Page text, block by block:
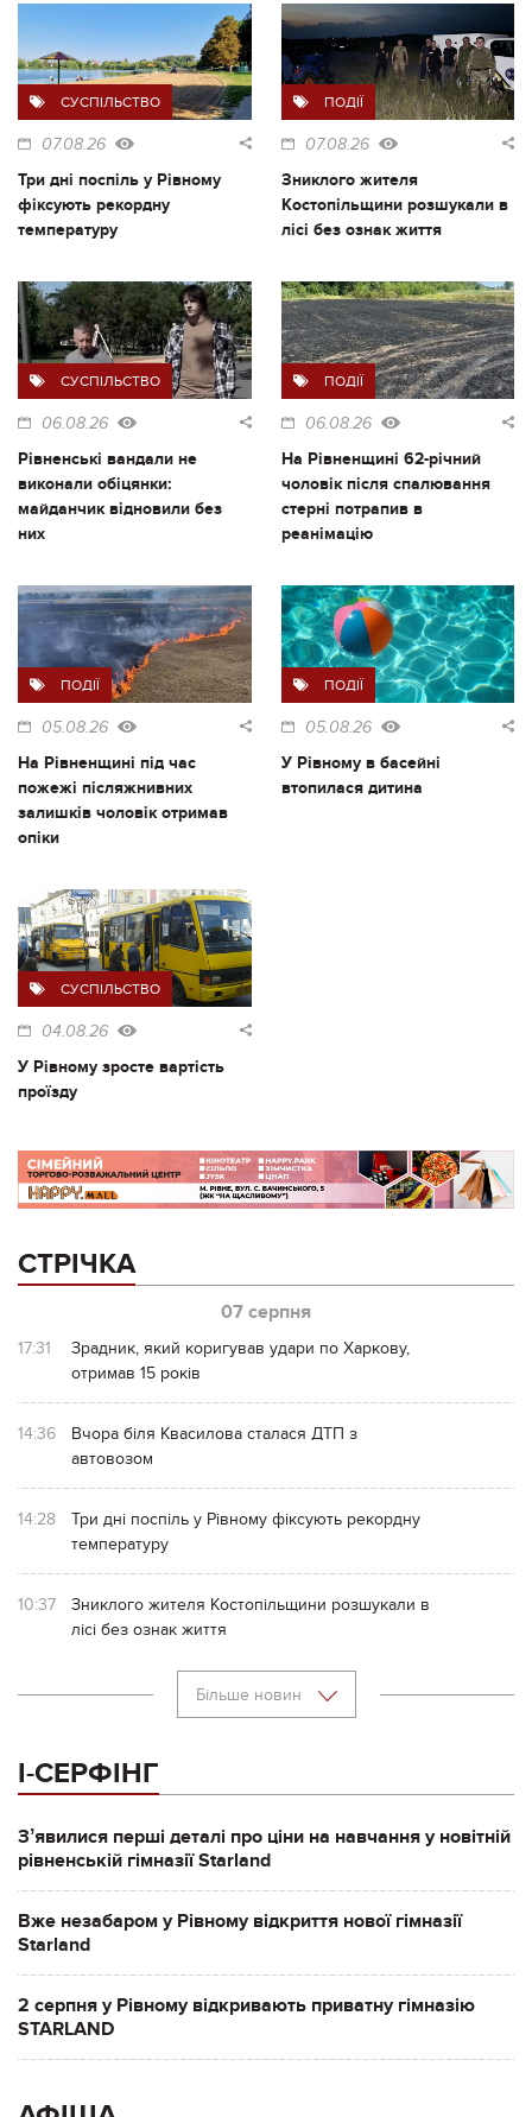
СУСПІЛЬСТВО
07.08.26
Три дні поспіль у Рівному
фіксують рекордну
температуру
ПОДІЇ
07.08.26
Зниклого жителя
Костопільщини розшукали в
лісі без ознак життя
СУСПІЛЬСТВО
06.08.26
Рівненські вандали не
виконали обіцянки:
майданчик відновили без
них
ПОДІЇ
06.08.26
На Рівненщині 62-річний
чоловік після спалювання
стерні потрапив в
реанімацію
ПОДІЇ
05.08.26
На Рівненщині під час
пожежі післяжнивних
залишків чоловік отримав
опіки
ПОДІЇ
05.08.26
У Рівному в басейні
втопилася дитина
СУСПІЛЬСТВО
04.08.26
У Рівному зросте вартість
проїзду
СТРІЧКА
07 серпня
17:31
Зрадник, який коригував удари по Харкову,
отримав 15 років
14:36
Вчора біля Квасилова сталася ДТП з
автовозом
14:28
Три дні поспіль у Рівному фіксують рекордну
температуру
10:37
Зниклого жителя Костопільщини розшукали в
лісі без ознак життя
Більше новин
І-СЕРФІНГ
Зʼявилися перші деталі про ціни на навчання у новітній
рівненській гімназії Starland
Вже незабаром у Рівному відкриття нової гімназії
Starland
2 серпня у Рівному відкривають приватну гімназію
STARLAND